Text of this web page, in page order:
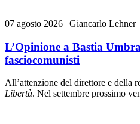
07 agosto 2026 | Giancarlo Lehner
L’Opinione a Bastia
fasciocomunisti
All’attenzione del direttore e della
Libertà. Nel settembre prossimo